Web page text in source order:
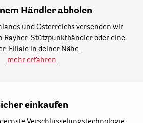
Händler abholen
und Österreichs versenden wir
Rayher-Stützpunkthändler oder eine
Filiale in deiner Nähe.
mehr erfahren
einkaufen
Verschlüsselungstechnologie,